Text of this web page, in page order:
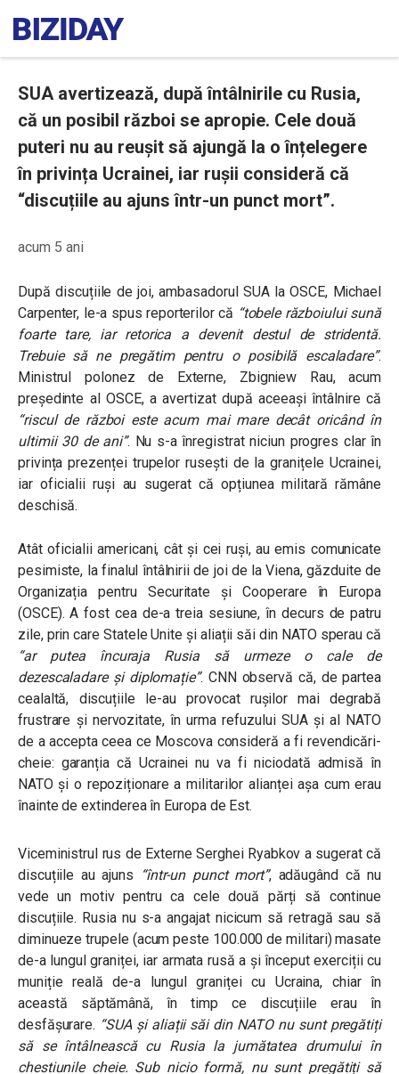
SUA avertizează, după întâlnirile cu Rusia,
că un posibil război se apropie. Cele două
puteri nu au reușit să ajungă la o înțelegere
în privința Ucrainei, iar rușii consideră că
“discuțiile au ajuns într-un punct mort”.
acum 5 ani
După discuțiile de joi, ambasadorul SUA la OSCE, Michael
Carpenter, le-a spus reporterilor că “tobele războiului sună
foarte tare, iar retorica a devenit destul de stridentă.
Trebuie să ne pregătim pentru o posibilă escaladare”.
Ministrul polonez de Externe, Zbigniew Rau, acum
președinte al OSCE, a avertizat după aceeași întâlnire că
“riscul de război este acum mai mare decât oricând în
ultimii 30 de ani”. Nu s-a înregistrat niciun progres clar în
privința prezenței trupelor rusești de la granițele Ucrainei,
iar oficialii ruși au sugerat că opțiunea militară rămâne
deschisă.
Atât oficialii americani, cât și cei ruși, au emis comunicate
pesimiste, la finalul întâlnirii de joi de la Viena, găzduite de
Organizația pentru Securitate și Cooperare în Europa
(OSCE). A fost cea de-a treia sesiune, în decurs de patru
zile, prin care Statele Unite și aliații săi din NATO sperau că
“ar putea încuraja Rusia să urmeze o cale de
dezescaladare și diplomație”. CNN observă că, de partea
cealaltă, discuțiile le-au provocat rușilor mai degrabă
frustrare și nervozitate, în urma refuzului SUA și al NATO
de a accepta ceea ce Moscova consideră a fi revendicări-
cheie: garanția că Ucrainei nu va fi niciodată admisă în
NATO și o repoziționare a militarilor alianței așa cum erau
înainte de extinderea în Europa de Est.
Viceministrul rus de Externe Serghei Ryabkov a sugerat că
discuțiile au ajuns
“într-un punct mort”, adăugând că nu
vede un motiv pentru ca cele două părți să continue
discuțiile. Rusia nu s-a angajat nicicum să retragă sau să
diminueze trupele (acum peste 100.000 de militari) masate
de-a lungul graniței, iar armata rusă a și început exerciții cu
muniție reală de-a lungul graniței cu Ucraina, chiar în
această săptămână, în timp ce discuțiile erau în
desfășurare. “SUA și aliații săi din NATO nu sunt pregătiți
să se întâlnească cu Rusia la jumătatea drumului în
chestiunile cheie. Sub nicio formă, nu sunt pregătiți să